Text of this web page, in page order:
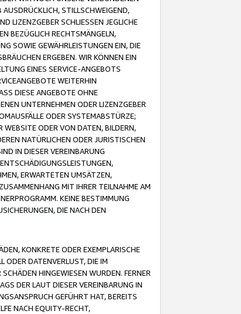
STILLSCHWEIGEND,
LIZENZGEBER SCHLIESSEN JEGLICHE
BEZÜGLICH RECHTSMÄNGELN,
SOWIE GEWÄHRLEISTUNGEN EIN, DIE
ERGEBEN. WIR KÖNNEN EIN
EINES SERVICE-ANGEBOTS
WEITERHIN
DIESE ANGEBOTE OHNE
UNTERNEHMEN ODER LIZENZGEBER
ODER SYSTEMABSTÜRZE;
WEBSITE ODER VON DATEN, BILDERN,
NATÜRLICHEN ODER JURISTISCHEN
IN DIESER VEREINBARUNG
ERWARTETEN UMSÄTZEN,
MIT IHRER TEILNAHME AM
KEINE BESTIMMUNG
DIE NACH DEN
KONKRETE ODER EXEMPLARISCHE
ODER DATENVERLUST, DIE IM
HINGEWIESEN WURDEN. FERNER
DER LAUT DIESER VEREINBARUNG IN
GEFÜHRT HAT, BEREITS
NACH EQUITY-RECHT,